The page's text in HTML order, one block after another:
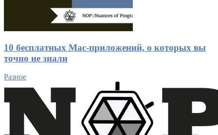
10 бесплатных Mac-приложений, о которых вы
точно не знали
Разное